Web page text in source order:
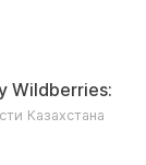
Wildberries:
Казахстана